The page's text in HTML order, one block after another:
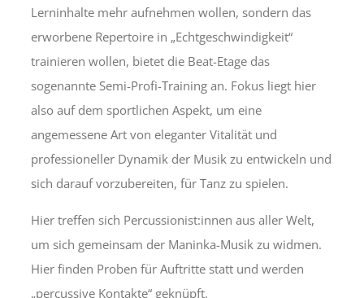
Lerninhalte mehr aufnehmen wollen, sondern das
erworbene Repertoire in „Echtgeschwindigkeit“
trainieren wollen, bietet die Beat-Etage das
sogenannte Semi-Profi-Training an. Fokus liegt hier
also auf dem sportlichen Aspekt, um eine
angemessene Art von eleganter Vitalität und
professioneller Dynamik der Musik zu entwickeln und
sich darauf vorzubereiten, für Tanz zu spielen.
Hier treffen sich Percussionist:innen aus aller Welt,
um sich gemeinsam der Maninka-Musik zu widmen.
Hier finden Proben für Auftritte statt und werden
„percussive Kontakte“ geknüpft.